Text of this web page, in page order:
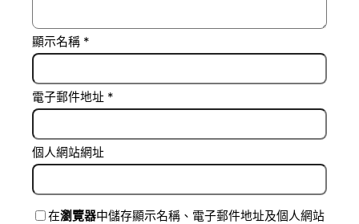
顯示名稱 *
電子郵件地址 *
個人網站網址
在瀏覽器中儲存顯示名稱、電子郵件地址及個人網站